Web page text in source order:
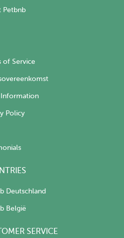
Petbnb
of Service
Information
Policy
Deutschland
België
SERVICE